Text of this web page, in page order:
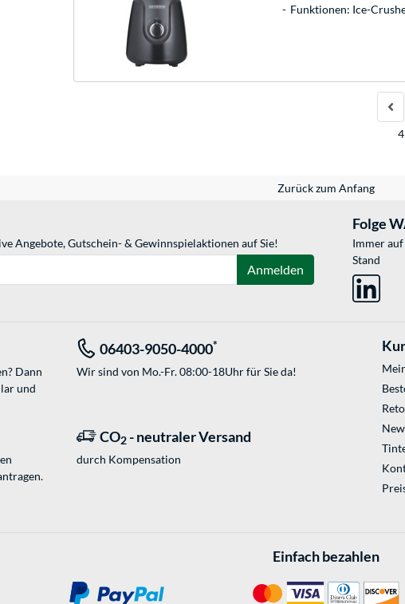
Funktionen: Ice-
Zurück zum Anfang
Angebote, Gutschein- & Gewinnspielaktionen auf Sie!
Anmelden
Folge
Immer
Stand
Dann
und
06403-9050-4000*
Wir sind von Mo.-Fr. 08:00-18Uhr für Sie da!
CO2 - neutraler Versand
durch Kompensation
Einfach bezahlen